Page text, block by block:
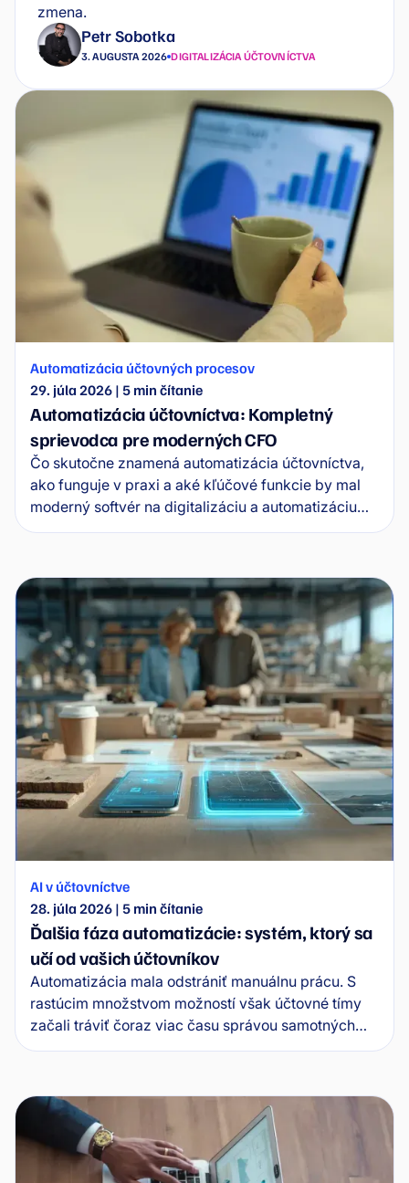
zmena.
Petr Sobotka
3. AUGUSTA 2026 DIGITALIZÁCIA ÚČTOVNÍCTVA
Automatizácia účtovných procesov
29. júla 2026 | 5 min čítanie
Automatizácia účtovníctva: Kompletný
sprievodca pre moderných CFO
Čo skutočne znamená automatizácia účtovníctva,
ako funguje v praxi a aké kľúčové funkcie by mal
moderný softvér na digitalizáciu a automatizáciu
spĺňať? Kompletný sprievodca pre CFO ukazuje,
škálovateľnosť, ktoré firmám dávajú zmysel aj z
dlhodobého hľadiska.
AI v účtovníctve
28. júla 2026 | 5 min čítanie
Ďalšia fáza automatizácie: systém, ktorý sa
učí od vašich účtovníkov
Automatizácia mala odstrániť manuálnu prácu. S
rastúcim množstvom možností však účtovné tímy
začali tráviť čoraz viac času správou samotných
automatizácií. Wflow teraz prináša...